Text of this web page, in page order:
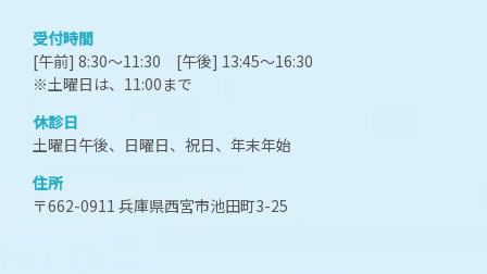
受付時間
[午前] 8:30～11:30 [午後] 13:45～16:30
※土曜日は、11:00まで
休診日
土曜日午後、日曜日、祝日、年末年始
住所
〒662-0911 兵庫県西宮市池田町3-25